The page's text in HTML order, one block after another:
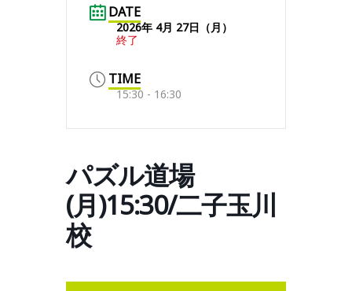
DATE
2026年 4月 27日（月）
終了
TIME
15:30 - 16:30
パズル道場
(月)15:30/二子玉川
校